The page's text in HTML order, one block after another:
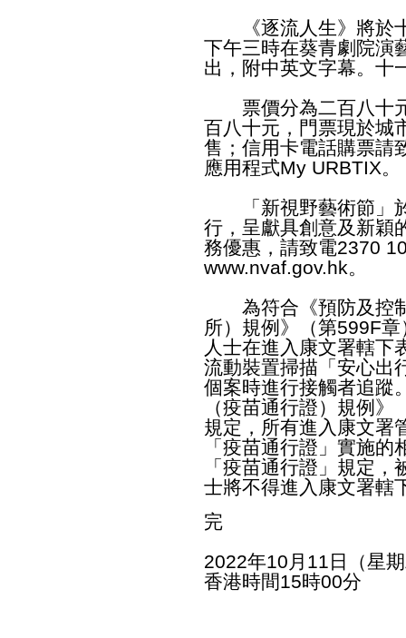
《逐流人生》將於十
下午三時在葵青劇院演
出，附中英文字幕。十
票價分為二百八十元
百八十元，門票現於城
售；信用卡電話購票請
應用程式My URBTIX。
「新視野藝術節」於
行，呈獻具創意及新穎
務優惠，請致電2370
www.nvaf.gov.hk。
為符合《預防及控制
所）規例》（第599F
人士在進入康文署轄下
流動裝置掃描「安心出
個案時進行接觸者追蹤
（疫苗通行證）規例
規定，所有進入康文署
「疫苗通行證」實施
「疫苗通行證」規定
士將不得進入康文署轄
完
2022年10月11日（星
香港時間15時00分